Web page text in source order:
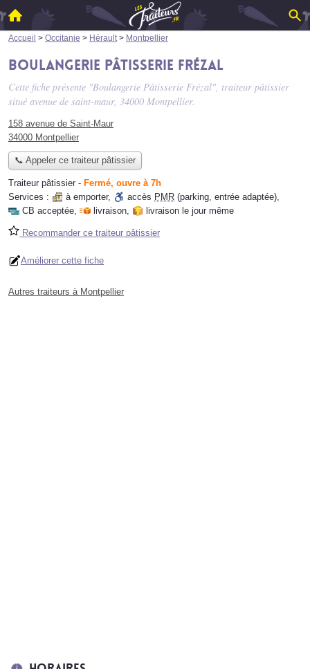
Accueil > Occitanie > Hérault > Montpellier
Boulangerie Pâtisserie Frézal
Cette fiche présente "Boulangerie Pâtisserie Frézal", traiteur pâtissier
situé avenue de saint-maur, 34000 Montpellier.
158 avenue de Saint-Maur
34000 Montpellier
📞 Appeler ce traiteur pâtissier
Traiteur pâtissier - Fermé, ouvre à 7h
Services :
à emporter, accès PMR (parking, entrée adaptée),
CB acceptée, livraison, livraison le jour même
Recommander ce traiteur pâtissier
Améliorer cette fiche
Autres traiteurs à Montpellier